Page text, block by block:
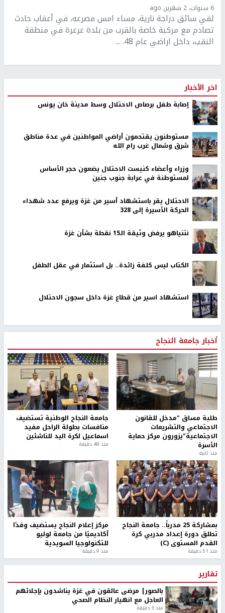
6 سنوات، 2 شهرين ago
لقي سائق دراجة نارية، مساء امس مصرعه، في أعقاب حادث
تصادم مع مركبة خاصة بالقرب من بلدة عرعرة في منطقة
النقب، داخل اراضي عام 48. ...
اخر الأخبار
إصابة طفل برصاص الاحتلال وسط مدينة خان يونس
مستوطنون يقتحمون أراضي المواطنين في عدة مناطق
شرق وشمال غرب رام الله
وزراء وأعضاء كنيست الاحتلال يضعون حجر الأساس
لمستوطنة في عرابة جنوب جنين
الاحتلال يقر باستشهاد أسير من غزة ويرفع عدد شهداء
الحركة الأسيرة إلى 328
نتنياهو يرفض وثيقة الـ15 نقطة بشأن غزة
الكتاب ليس كلفة زائدة.. بل استثمار في عقل الطفل
استشهاد اسير من قطاع غزة داخل سجون الاحتلال
أخبار جامعة النجاح
طلبة مساق "مدخل للقانون
الاجتماعي والتشريعات
الاجتماعية"يزورون مركز حماية
الأسرة
منذ ثانية
جامعة النجاح الوطنية تستضيف
منافسات بطولة الراحل مفيد
اسماعيل لكرة اليد للناشئين
منذ 48 دقيقة
بمشاركة 25 مدرباً.. جامعة النجاح
تطلق دورة إعداد مدربي كرة
القدم المستوى (C)
منذ 51 دقيقة
مركز إعلام النجاح يستضيف وفدًا
أكاديميًا من جامعة لوليو
للتكنولوجيا السويدية
منذ 9 دقيقة
تقارير
بالصور| مرضى عالقون في غزة يناشدون بإجلائهم
العاجل مع انهيار النظام الصحي
منذ 3 دقيقة